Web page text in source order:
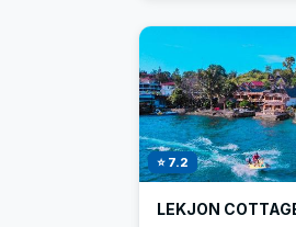
⭐ 7.2
LEKJON